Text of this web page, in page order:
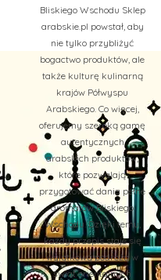
Bliskiego Wschodu Sklep
arabskie.pl powstał, aby
nie tylko przybliżyć
bogactwo produktów, ale
także kulturę kulinarną
krajów Półwyspu
Arabskiego. Co więcej,
oferujemy szeroką gamę
autentycznych
arabskich produktów,
które pozwalają
przygotować dania pełne
aromatów Bliskiego
Wschodu. Dzięki temu,
każdy przepis staje się
wyjątkową podróżą w
świat orientalnych